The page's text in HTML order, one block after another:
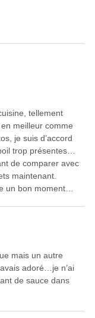
tellement
meilleur comme
je suis d’accord
trop présentes…
de comparer avec
maintenant.
un bon moment…
mais un autre
adoré…je n’ai
de sauce dans